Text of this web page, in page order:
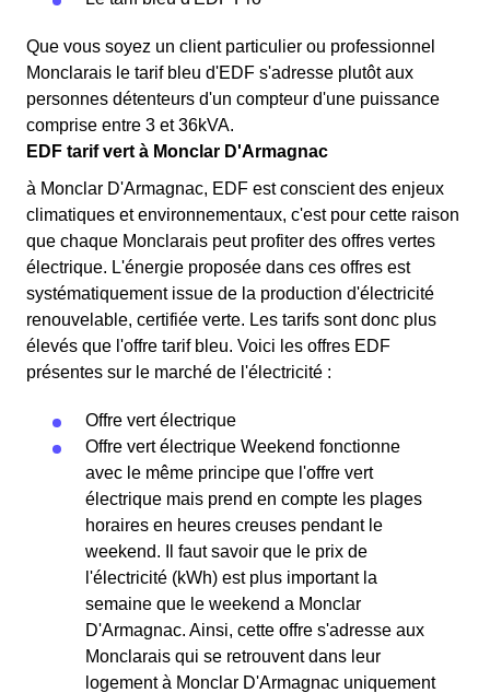
Que vous soyez un client particulier ou professionnel
Monclarais le tarif bleu d'EDF s'adresse plutôt aux
personnes détenteurs d'un compteur d'une puissance
comprise entre 3 et 36kVA.
EDF tarif vert à Monclar D'Armagnac
à Monclar D'Armagnac, EDF est conscient des enjeux
climatiques et environnementaux, c'est pour cette raison
que chaque Monclarais peut profiter des offres vertes
électrique. L'énergie proposée dans ces offres est
systématiquement issue de la production d'électricité
renouvelable, certifiée verte. Les tarifs sont donc plus
élevés que l'offre tarif bleu. Voici les offres EDF
présentes sur le marché de l'électricité :
Offre vert électrique
Offre vert électrique Weekend fonctionne
avec le même principe que l'offre vert
électrique mais prend en compte les plages
horaires en heures creuses pendant le
weekend. Il faut savoir que le prix de
l'électricité (kWh) est plus important la
semaine que le weekend a Monclar
D'Armagnac. Ainsi, cette offre s'adresse aux
Monclarais qui se retrouvent dans leur
logement à Monclar D'Armagnac uniquement